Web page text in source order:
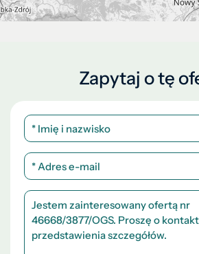
Zapytaj o tę